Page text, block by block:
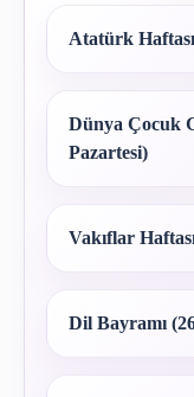
Atatürk
Dünya Çocuk
Pazartesi)
Vakıflar
Dil Bayramı